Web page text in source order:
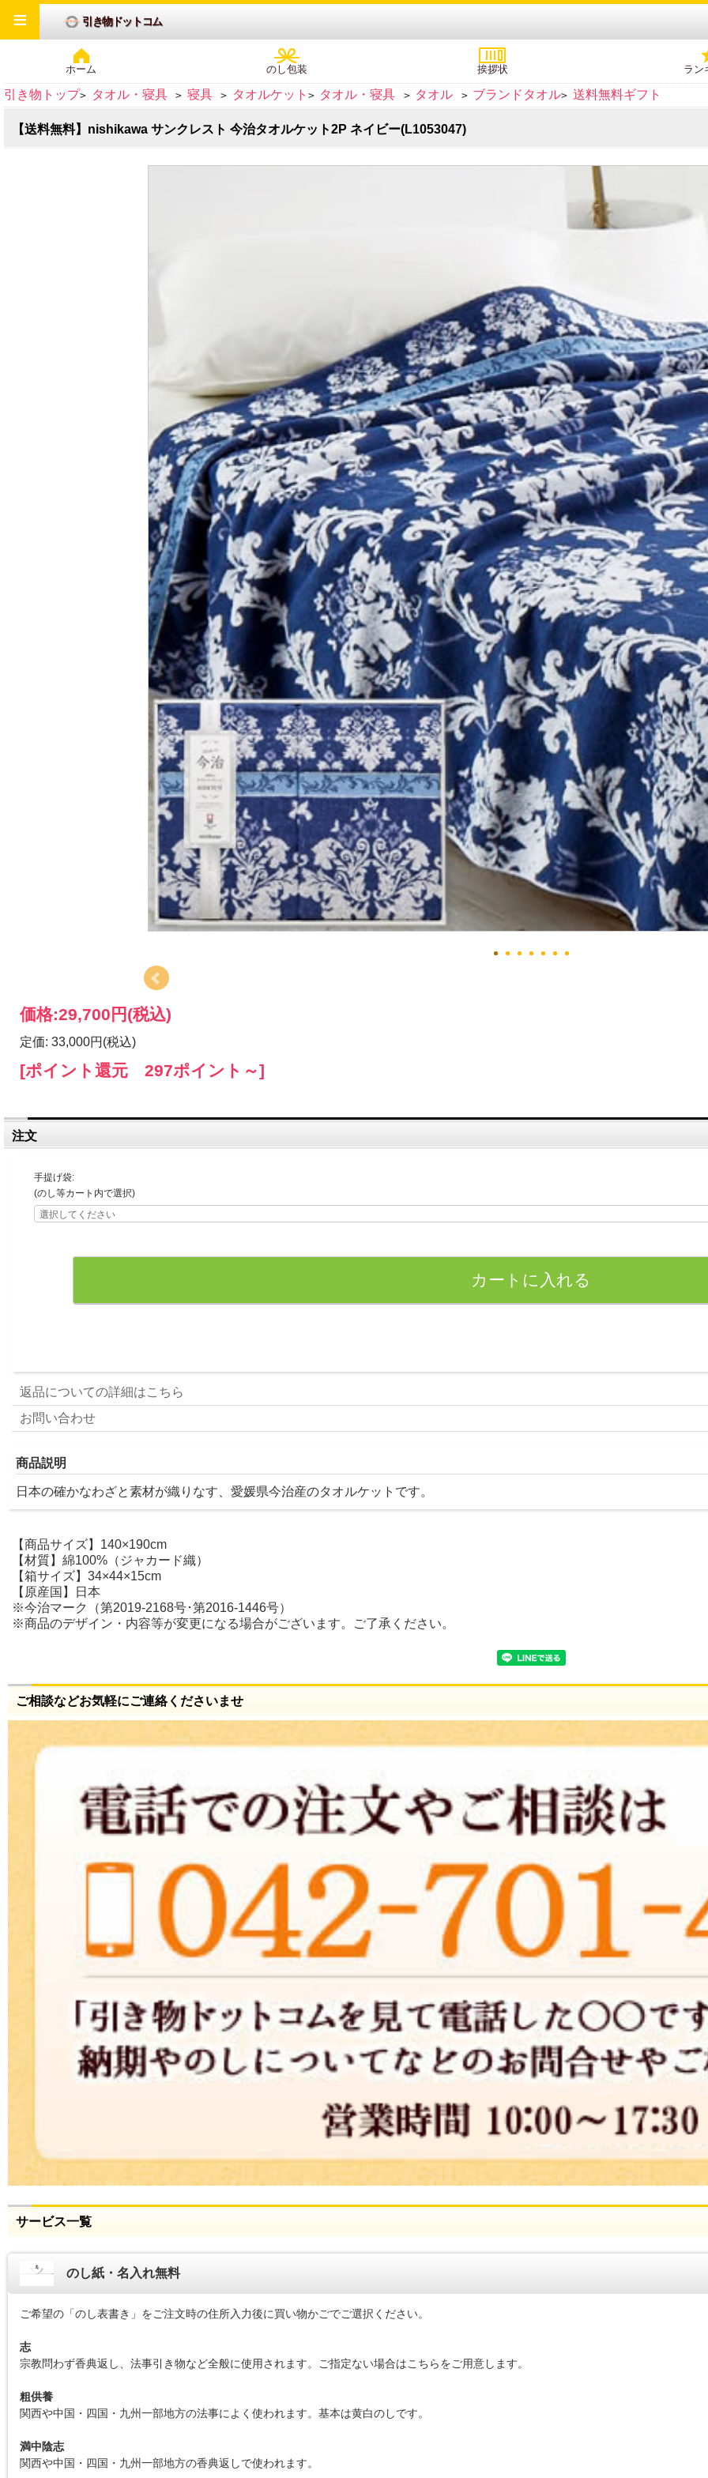
引き物ドットコム
ホーム のし包装 挨拶状 ラン
≡
引き物トップ> タオル・寝具 > 寝具 > タオルケット > タオル・寝具 > タオル > ブランドタオル> 送料無料ギフト
【送料無料】nishikawa サンクレスト 今治タオルケット2P ネイビー(L1053047)
価格:29,700円 (税込)
定価: 33,000円(税込)
[ポイント還元 297ポイント～]
注文
手提げ袋:
(のし等カート内で選択)
返品についての詳細はこちら
お問い合わせ
商品説明
日本の確かなわざと素材が織りなす、愛媛県今治産のタオルケットです。
【商品サイズ】140×190cm
【材質】綿100%（ジャカード織）
【箱サイズ】34×44×15cm
【原産国】日本
※今治マーク（第2019-2168号･第2016-1446号）
※商品のデザイン・内容等が変更になる場合がございます。ご了承ください。
ご相談などお気軽にご連絡くださいませ
サービス一覧
のし紙・名入れ無料
ご希望の「のし表書き」をご注文時の住所入力後に買い物かごでご選択ください。
志
宗教問わず香典返し、法事引き物など全般に使用されます。ご指定ない場合はこちらをご用意します。
粗供養
関西や中国・四国・九州一部地方の法事によく使われます。基本は黄白のしです。
満中陰志
関西や中国・四国・九州一部地方の香典返しで使われます。